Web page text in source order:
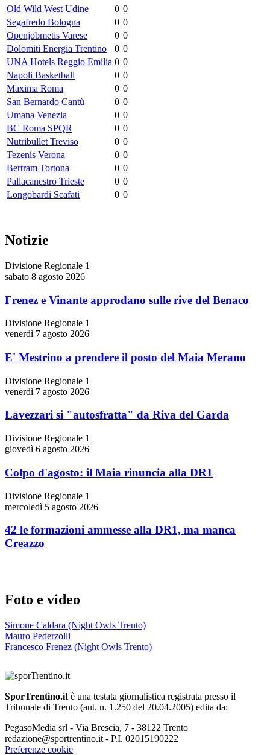
Old Wild West Udine
0 0
Segafredo Bologna
0 0
Openjobmetis Varese
0 0
Dolomiti Energia Trentino
0 0
UNA Hotels Reggio Emilia 0 0
Napoli Basketball
0 0
Maxima Roma
0 0
San Bernardo Cantù
0 0
Umana Venezia
0 0
BC Roma SPQR
0 0
Nutribullet Treviso
0 0
Tezenis Verona
0 0
Bertram Tortona
0 0
Pallacanestro Trieste
0 0
Longobardi Scafati
0 0
Notizie
Divisione Regionale 1
sabato 8 agosto 2026
Frenez e Vinante approdano sulle rive del Benaco
Divisione Regionale 1
venerdì 7 agosto 2026
E' Mestrino a prendere il posto del Maia Merano
Divisione Regionale 1
venerdì 7 agosto 2026
Lavezzari si "autosfratta" da Riva del Garda
Divisione Regionale 1
giovedì 6 agosto 2026
Colpo d'agosto: il Maia rinuncia alla DR1
Divisione Regionale 1
mercoledì 5 agosto 2026
42 le formazioni ammesse alla DR1, ma manca
Creazzo
Foto e video
Simone Caldara (Night Owls Trento)
Mauro Pederzolli
Francesco Frenez (Night Owls Trento)
SporTrentino.it è una testata giornalistica registrata presso il
Tribunale di Trento (aut. n. 1.250 del 20.04.2005) edita da:
PegasoMedia srl - Via Brescia, 7 - 38122 Trento
redazione@sportrentino.it - P.I. 02015190222
Preferenze cookie